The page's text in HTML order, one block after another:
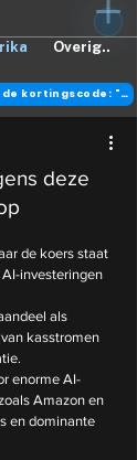
Overig..
Profiteer nu van 50% korting met de kortingscode: "DANK"
deze
de koers staat
investeringen
als
kasstromen
enorme AI-
Amazon en
en dominante